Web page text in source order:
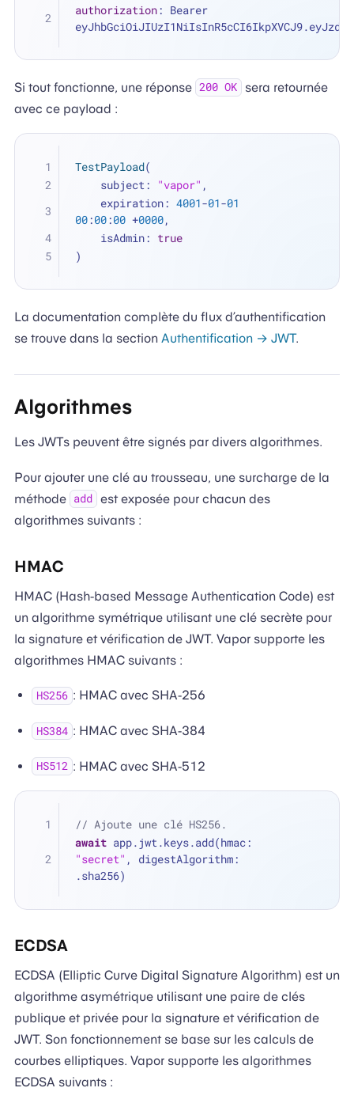
authorization: Bearer
Si tout fonctionne, une réponse 200 OK
sera retournée
avec ce payload :
TestPayload(
    subject:
"vapor" ,
    expiration:
4001-01-01
00:00:00 +0000,
    isAdmin:
true
)
La documentation complète du flux d’authentification
se trouve dans la section Authentification → JWT.
Algorithmes
Les JWTs peuvent être signés par divers algorithmes.
Pour ajouter une clé au trousseau, une surcharge de la
méthode add est exposée pour chacun des
algorithmes suivants :
HMAC
HMAC (Hash-based Message Authentication Code) est
un algorithme symétrique utilisant une clé secrète pour
la signature et vérification de JWT. Vapor supporte les
algorithmes HMAC suivants :
HS256 : HMAC avec SHA-256
HS384 : HMAC avec SHA-384
HS512 : HMAC avec SHA-512
// Ajoute une clé HS256.
await
"secret" , digestAlgorithm:
.sha256)
ECDSA
ECDSA (Elliptic Curve Digital Signature Algorithm) est un
algorithme asymétrique utilisant une paire de clés
publique et privée pour la signature et vérification de
JWT. Son fonctionnement se base sur les calculs de
courbes elliptiques. Vapor supporte les algorithmes
ECDSA suivants :